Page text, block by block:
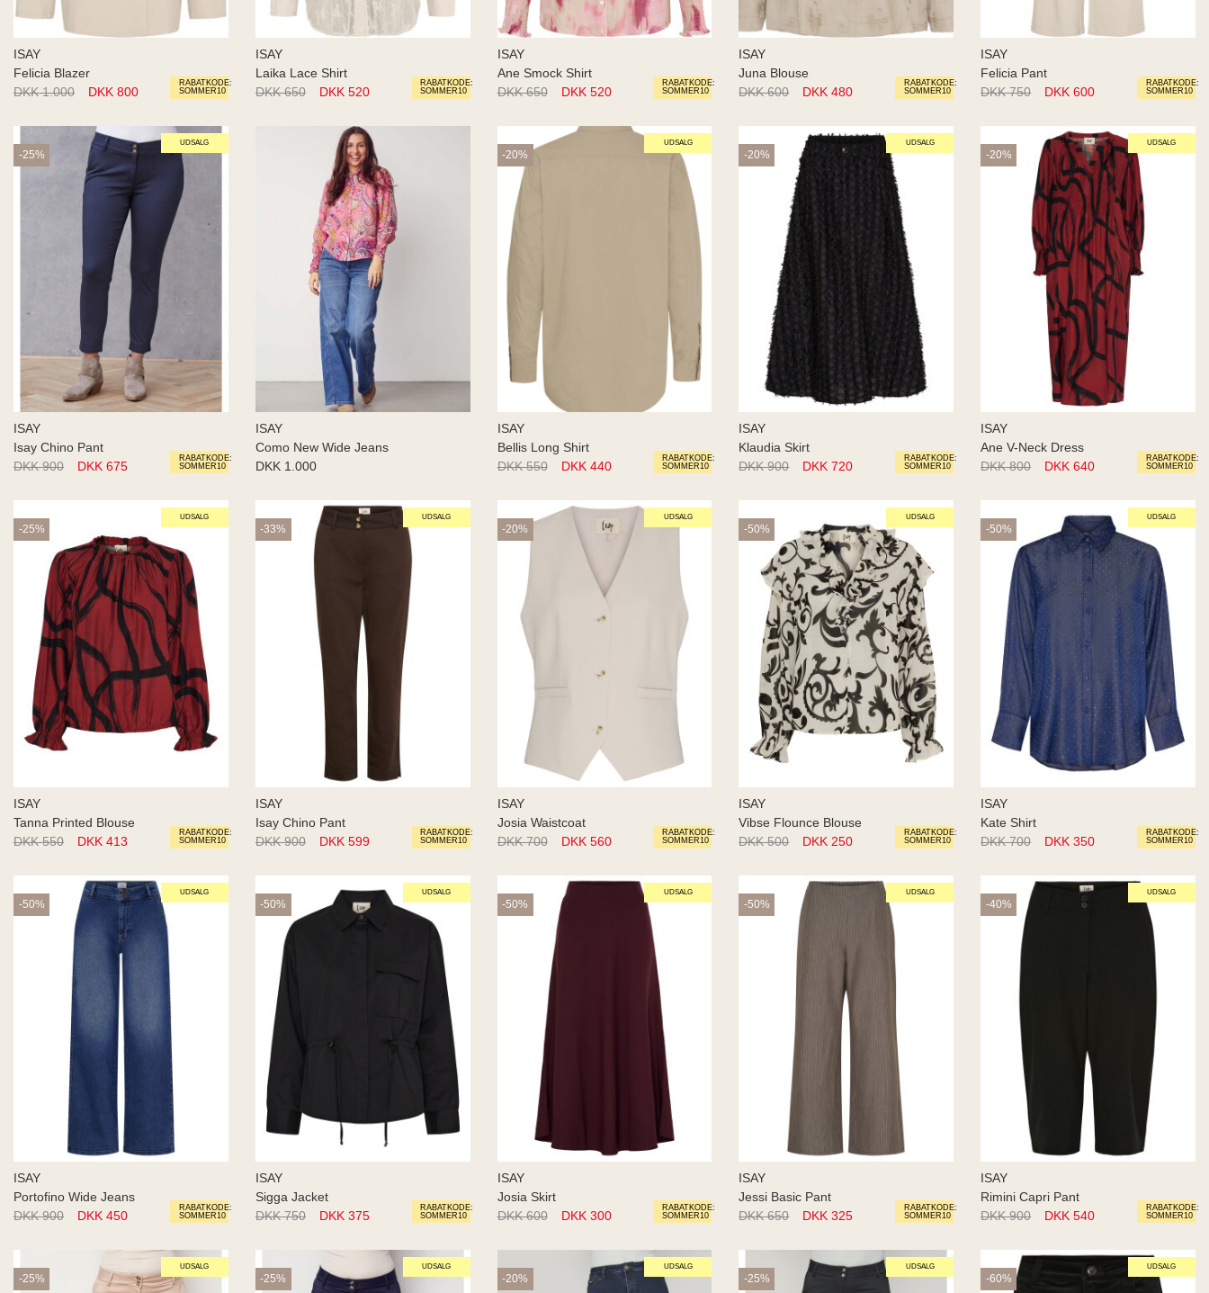
RABATKODE:
SOMMER10
ISAY
Felicia Blazer
DKK 1.000
DKK 800
RABATKODE:
SOMMER10
ISAY
Laika Lace Shirt
DKK 650
DKK 520
RABATKODE:
SOMMER10
ISAY
Ane Smock Shirt
DKK 650
DKK 520
RABATKODE:
SOMMER10
ISAY
Juna Blouse
DKK 600
DKK 480
RABATKODE:
SOMMER10
ISAY
Felicia Pant
DKK 750
DKK 600
UDSALG
RABATKODE:
SOMMER10
-25%
ISAY
Isay Chino Pant
DKK 900
DKK 675
ISAY
Como New Wide Jeans
DKK 1.000
UDSALG
RABATKODE:
SOMMER10
-20%
ISAY
Bellis Long Shirt
DKK 550
DKK 440
UDSALG
RABATKODE:
SOMMER10
-20%
ISAY
Klaudia Skirt
DKK 900
DKK 720
UDSALG
RABATKODE:
SOMMER10
-20%
ISAY
Ane V-Neck Dress
DKK 800
DKK 640
UDSALG
RABATKODE:
SOMMER10
-25%
ISAY
Tanna Printed Blouse
DKK 550
DKK 413
UDSALG
RABATKODE:
SOMMER10
-33%
ISAY
Isay Chino Pant
DKK 900
DKK 599
UDSALG
RABATKODE:
SOMMER10
-20%
ISAY
Josia Waistcoat
DKK 700
DKK 560
UDSALG
RABATKODE:
SOMMER10
-50%
ISAY
Vibse Flounce Blouse
DKK 500
DKK 250
UDSALG
RABATKODE:
SOMMER10
-50%
ISAY
Kate Shirt
DKK 700
DKK 350
UDSALG
RABATKODE:
SOMMER10
-50%
ISAY
Portofino Wide Jeans
DKK 900
DKK 450
UDSALG
RABATKODE:
SOMMER10
-50%
ISAY
Sigga Jacket
DKK 750
DKK 375
UDSALG
RABATKODE:
SOMMER10
-50%
ISAY
Josia Skirt
DKK 600
DKK 300
UDSALG
RABATKODE:
SOMMER10
-50%
ISAY
Jessi Basic Pant
DKK 650
DKK 325
UDSALG
RABATKODE:
SOMMER10
-40%
ISAY
Rimini Capri Pant
DKK 900
DKK 540
UDSALG
-25%
UDSALG
-25%
UDSALG
-20%
UDSALG
-25%
UDSALG
-60%